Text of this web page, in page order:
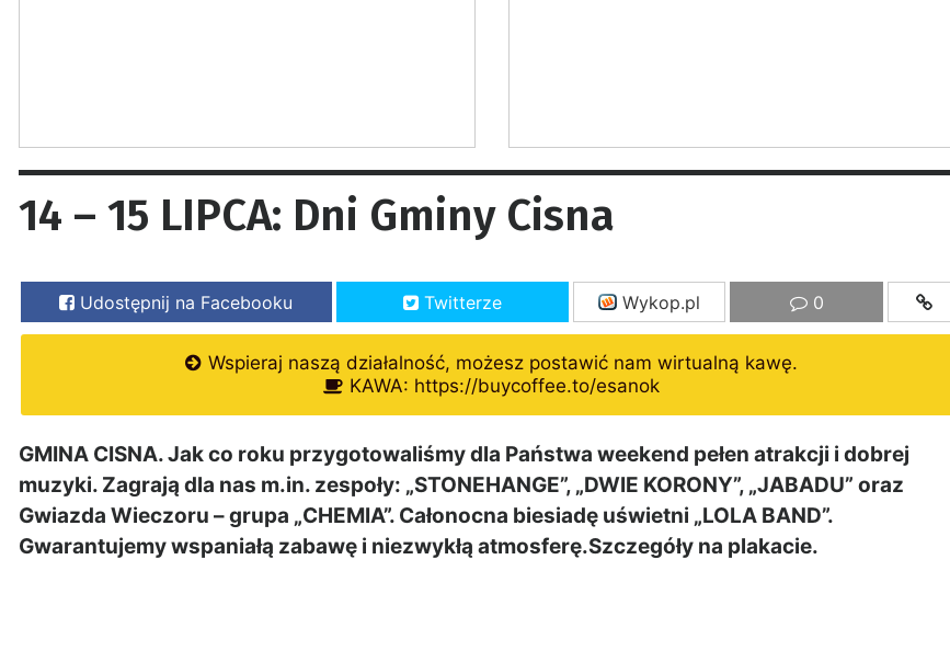
14 – 15 LIPCA: Dni Gminy Cisna
Udostępnij na Facebooku Twitterze Wykop.pl 0
Wspieraj naszą działalność, możesz postawić nam wirtualną kawę.
KAWA: https://buycoffee.to/esanok
GMINA CISNA. Jak co roku przygotowaliśmy dla Państwa weekend pełen atrakcji i dobrej
muzyki. Zagrają dla nas m.in. zespoły: „STONEHANGE”, „DWIE KORONY”, „JABADU” oraz
Gwiazda Wieczoru – grupa „CHEMIA”. Całonocna biesiadę uświetni „LOLA BAND”.
Gwarantujemy wspaniałą zabawę i niezwykłą atmosferę.Szczegóły na plakacie.